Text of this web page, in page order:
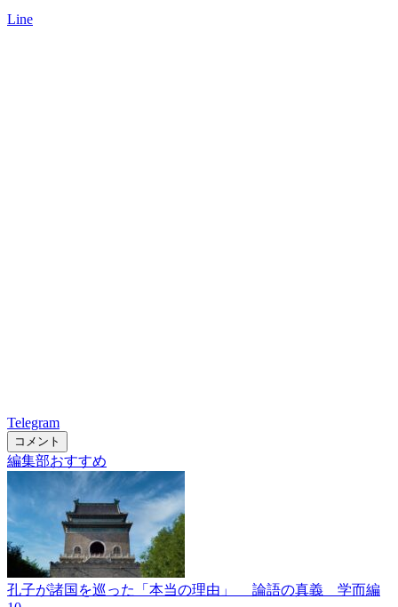
Line
Telegram
コメント
編集部おすすめ
孔子が諸国を巡った「本当の理由」 論語の真義 学而編